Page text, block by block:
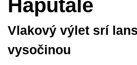
Haputale
Vlakový výlet srí
vysočinou